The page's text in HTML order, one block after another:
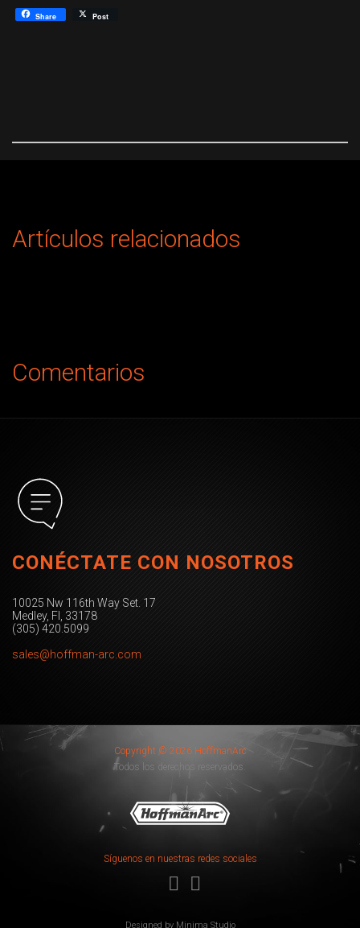
Share Post
Artículos relacionados
Comentarios
CONÉCTATE CON NOSOTROS
10025 Nw 116th Way Set. 17
Medley, Fl, 33178
(305) 420.5099
sales@hoffman-arc.com
Copyright © 2026 HoffmanArc
Todos los derechos reservados.
Síguenos en nuestras redes sociales
Designed by Minima Studio